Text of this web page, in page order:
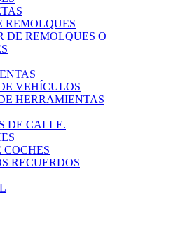
REMOLQUES
DE REMOLQUES O
VEHÍCULOS
HERRAMIENTAS
DE CALLE.
COCHES
RECUERDOS